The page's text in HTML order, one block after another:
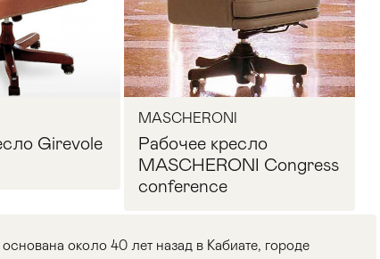
Girevole
MASCHERONI
Рабочее кресло
MASCHERONI Congress
conference
около 40 лет назад в Кабиате, городе